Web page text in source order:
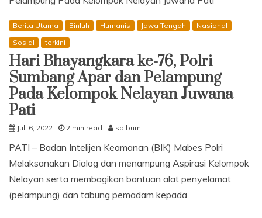
Polwan
Pemalang
ke
Gereja
dan
Masjid
Berita Utama Binluh Humanis Jawa Tengah
Nasional
Sosial
terkini
Hari Bhayangkara ke-76, Polri
Sumbang Apar dan Pelampung
Pada Kelompok Nelayan Juwana
Pati
Juli 6, 2022 2 min read saibumi
PATI – Badan Intelijen Keamanan (BIK) Mabes Polri
Melaksanakan Dialog dan menampung Aspirasi Kelompok
Nelayan serta membagikan bantuan alat penyelamat
(pelampung) dan tabung pemadam kepada